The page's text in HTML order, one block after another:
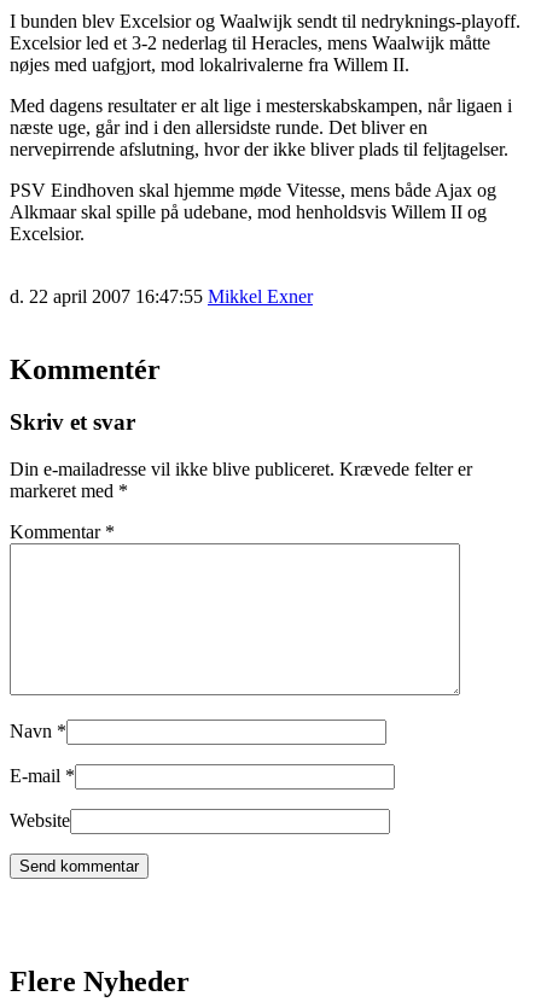
I bunden blev Excelsior og Waalwijk sendt til nedryknings-playoff.
Excelsior led et 3-2 nederlag til Heracles, mens Waalwijk måtte
nøjes med uafgjort, mod lokalrivalerne fra Willem II.
Med dagens resultater er alt lige i mesterskabskampen, når ligaen i
næste uge, går ind i den allersidste runde. Det bliver en
nervepirrende afslutning, hvor der ikke bliver plads til feljtagelser.
PSV Eindhoven skal hjemme møde Vitesse, mens både Ajax og
Alkmaar skal spille på udebane, mod henholdsvis Willem II og
Excelsior.
d. 22 april 2007 16:47:55 Mikkel Exner
Kommentér
Skriv et svar
Din e-mailadresse vil ikke blive publiceret. Krævede felter er
markeret med *
Kommentar *
Navn *
E-mail *
Website
Flere Nyheder